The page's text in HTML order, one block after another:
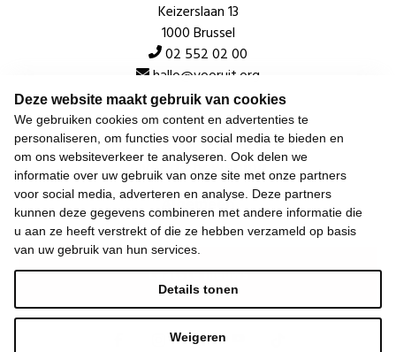
Deze website maakt gebruik van cookies
We gebruiken cookies om content en advertenties te
personaliseren, om functies voor social media te bieden en
om ons websiteverkeer te analyseren. Ook delen we
informatie over uw gebruik van onze site met onze partners
voor social media, adverteren en analyse. Deze partners
kunnen deze gegevens combineren met andere informatie die
u aan ze heeft verstrekt of die ze hebben verzameld op basis
van uw gebruik van hun services.
Weigeren
Details tonen
Keizerslaan 13
1000 Brussel
02 552 02 00
hallo@vooruit.org
Snel
Over de beweging
Algemeen
Laatste nieuws